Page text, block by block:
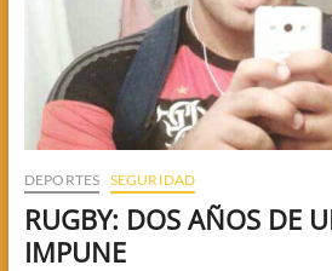
DEPORTES SEGURIDAD
RUGBY: DOS AÑOS DE
IMPUNE